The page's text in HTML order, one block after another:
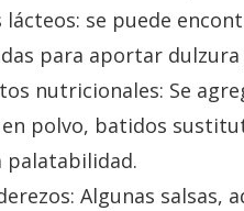
lácteos: se puede
para aportar dulzura
nutricionales: Se
polvo, batidos
palatabilidad.
Algunas